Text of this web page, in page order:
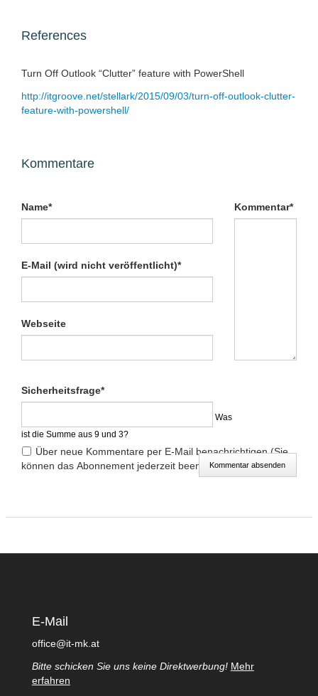
References
Turn Off Outlook “Clutter” feature with PowerShell
http://itgroove.net/stellark/2015/09/03/turn-off-outlook-clutter-
feature-with-powershell/
Kommentare
Pflichtfeld
Name*
Pflichtfeld
E-Mail (wird nicht veröffentlicht)*
Webseite
Pflichtfeld
Sicherheitsfrage*
Was
ist die Summe aus 9 und 3?
Pflichtfeld
Kommentar*
Über neue Kommentare per E-Mail benachrichtigen (Sie
können das Abonnement jederzeit beenden)Kommentar absenden
E-Mail
office@it-mk.at
Bitte schicken Sie uns keine Direktwerbung! Mehr
erfahren